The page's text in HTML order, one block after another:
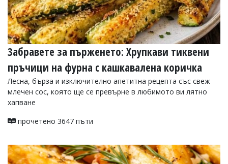
Забравете за пърженето: Хрупкави тиквени
пръчици на фурна с кашкавалена коричка
Лесна, бърза и изключително апетитна рецепта със свеж
млечен сос, която ще се превърне в любимото ви лятно
хапване
прочетено 3647 пъти